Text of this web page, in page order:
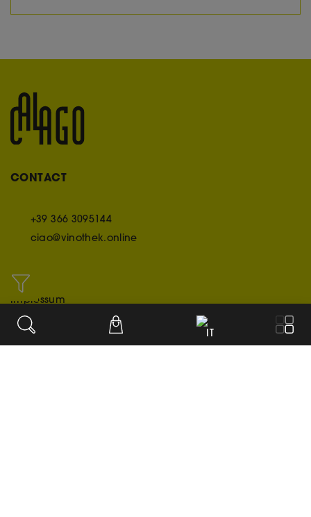
CONTACT
+39 366 3095144
ciao@vinothek.online
INFO
Impressum
Credit/Acknowledgment